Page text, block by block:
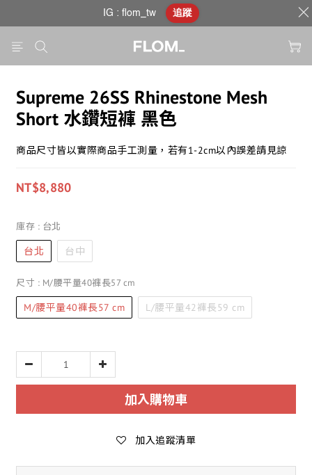
Supreme 26SS Rhinestone Mesh
Short 水鑽短褲 黑色
商品尺寸皆以實際商品手工測量，若有1-2cm以內誤差請見諒
NT$8,880
庫存 : 台北
台北 台中
尺寸 : M/腰平量40褲長57 cm
M/腰平量40褲長57 cm L/腰平量42褲長59 cm
加入購物車
加入追蹤清單
IG : flom_tw 追蹤